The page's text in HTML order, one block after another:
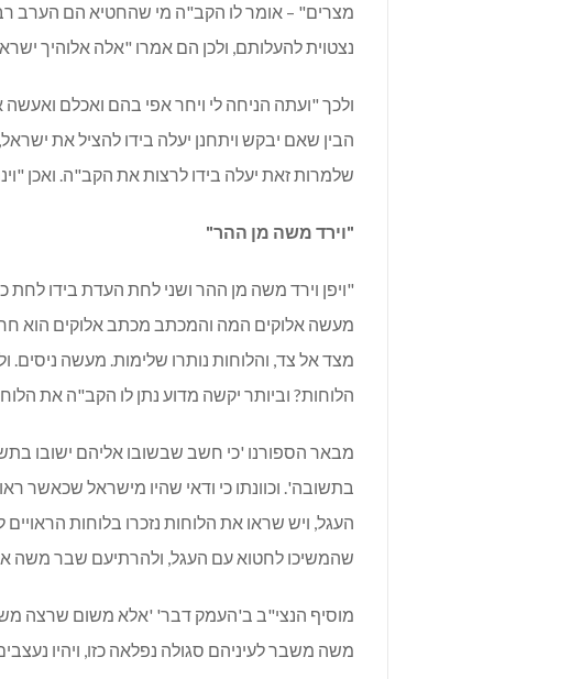
מצרים" – אומר לו הקב"ה מי שהחטיא הם
נצטוית להעלותם, ולכן הם אמרו "אלה אלוהיך
ולכך "ועתה הניחה לי ויחר אפי בהם ואכלם
הבין שאם יבקש ויתחנן יעלה בידו להציל את
שלמרות זאת יעלה בידו לרצות את הקב"ה. ואכן
"וירד משה מן ההר"
"ויפן וירד משה מן ההר ושני לחת העדת בידו
מעשה אלוקים המה והמכתב מכתב אלוקים הוא
מצד אל צד, והלוחות נותרו שלימות. מעשה
הלוחות? וביותר יקשה מדוע נתן לו הקב"ה את
מבאר הספורנו 'כי חשב שבשובו אליהם ישובו
בתשובה'. וכוונתו כי ודאי שהיו מישראל שכאשר
העגל, ויש שראו את הלוחות נזכרו בלוחות
שהמשיכו לחטוא עם העגל, ולהרתיעם שבר משה
מוסיף הנצי"ב ב'העמק דבר' 'אלא משום שרצה
משה משבר לעיניהם סגולה נפלאה כזו, ויהיו